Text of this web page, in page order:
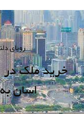
رویای
خرید ملک در
اسان